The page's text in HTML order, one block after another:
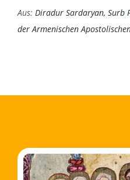
Aus: Diradur Sardaryan, Surb
der Armenischen